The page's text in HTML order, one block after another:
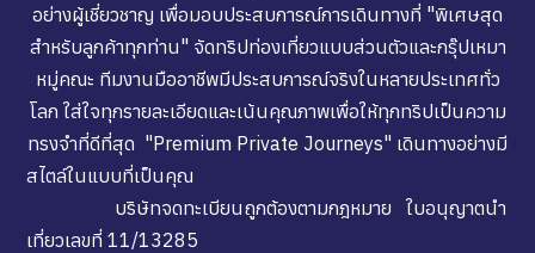
อย่างผู้เชี่ยวชาญ เพื่อมอบประสบการณ์การเดินทางที่ "พิเศษสุด
สำหรับลูกค้าทุกท่าน" จัดทริปท่องเที่ยวแบบส่วนตัวและกรุ๊ปเหมา
หมู่คณะ ทีมงานมืออาชีพมีประสบการณ์จริงในหลายประเทศทั่ว
โลก ใส่ใจทุกรายละเอียดและเน้นคุณภาพเพื่อให้ทุกทริปเป็นความ
ทรงจำที่ดีที่สุด "Premium Private Journeys" เดินทางอย่างมี
สไตล์ในแบบที่เป็นคุณ
บริษัทจดทะเบียนถูกต้องตามกฎหมาย ใบอนุญาตนำ
เที่ยวเลขที่ 11/13285